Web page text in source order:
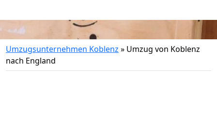
Umzugsunternehmen Koblenz » Umzug von Koblenz
nach England